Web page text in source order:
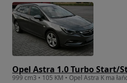
Opel Astra 1.0 Turbo Start/
999 cm3 • 105 KM • Opel Astra K ma